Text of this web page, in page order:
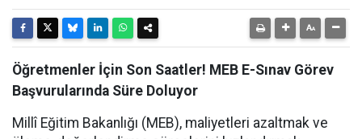
Öğretmenler İçin Son Saatler! MEB E-Sınav Görev
Başvurularında Süre Doluyor
Millî Eğitim Bakanlığı (MEB), maliyetleri azaltmak ve